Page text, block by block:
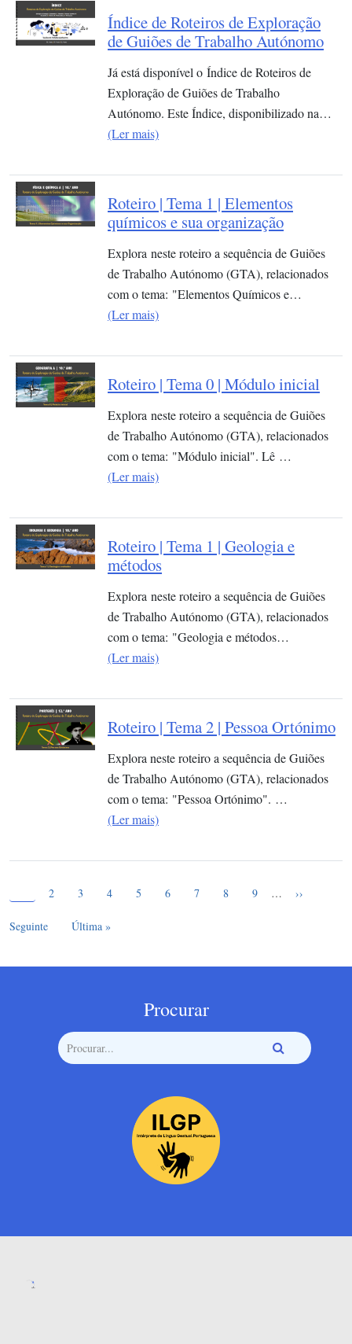
Índice de Roteiros de Exploração
de Guiões de Trabalho Autónomo
Já está disponível o Índice de Roteiros de
Exploração de Guiões de Trabalho
Autónomo. Este Índice, disponibilizado na…
(Ler mais)
Roteiro | Tema 1 | Elementos
químicos e sua organização​
Explora neste roteiro a sequência de Guiões
de Trabalho Autónomo (GTA), relacionados
com o tema: "Elementos Químicos e…
(Ler mais)
Roteiro | Tema 0 | Módulo inicial
Explora neste roteiro a sequência de Guiões
de Trabalho Autónomo (GTA), relacionados
com o tema: "Módulo inicial". Lê …
(Ler mais)
Roteiro | Tema 1 | Geologia e
métodos
Explora neste roteiro a sequência de Guiões
de Trabalho Autónomo (GTA), relacionados
com o tema: "Geologia e métodos…
(Ler mais)
Roteiro | Tema 2 | Pessoa Ortónimo
Explora neste roteiro a sequência de Guiões
de Trabalho Autónomo (GTA), relacionados
com o tema: "Pessoa Ortónimo". …
(Ler mais)
Page
2 Page
3 Page
4 Page
5 Page
6 Page
7 Page
8 Page
9 … Próxima
››
Seguinte Última página
Última »
Procurar